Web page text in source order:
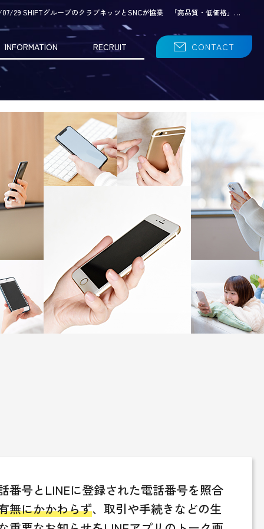
29 SHIFTグループのクラブネッツとSNCが協業 「高品質・低価格」…
INFORMATION RECRUIT CONTACT
番号とLINEに登録された電話番号を照合
無にかかわらず、取引や手続きなどの生